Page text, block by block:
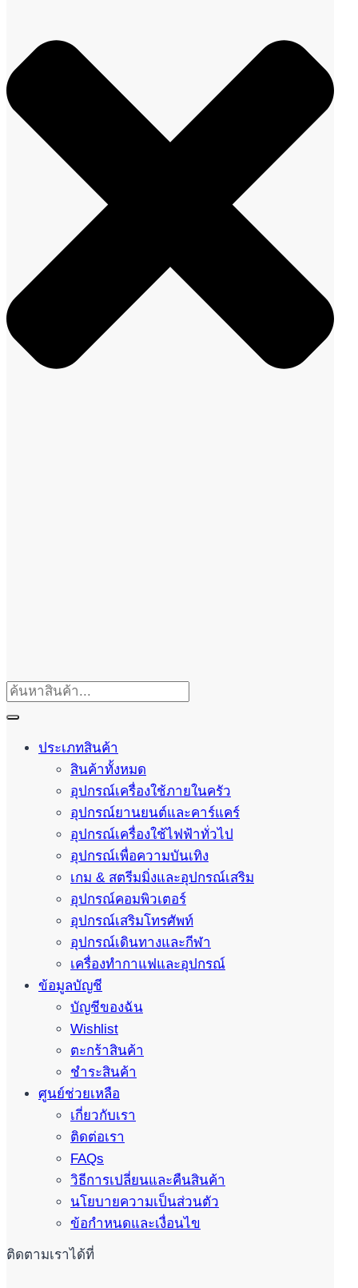
ประเภทสินค้า
สินค้าทั้งหมด
อุปกรณ์เครื่องใช้ภายในครัว
อุปกรณ์ยานยนต์และคาร์แคร์
อุปกรณ์เครื่องใช้ไฟฟ้าทั่วไป
อุปกรณ์เพื่อความบันเทิง
เกม & สตรีมมิ่งและอุปกรณ์เสริม
อุปกรณ์คอมพิวเตอร์
อุปกรณ์เสริมโทรศัพท์
อุปกรณ์เดินทางและกีฬา
เครื่องทำกาแฟและอุปกรณ์
ข้อมูลบัญชี
บัญชีของฉัน
Wishlist
ตะกร้าสินค้า
ชำระสินค้า
ศูนย์ช่วยเหลือ
เกี่ยวกับเรา
ติดต่อเรา
FAQs
วิธีการเปลี่ยนและคืนสินค้า
นโยบายความเป็นส่วนตัว
ข้อกำหนดและเงื่อนไข
ติดตามเราได้ที่